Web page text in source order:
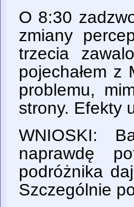
O 8:30
zmiany
trzecia
pojechałem z
problemu,
strony. Efekty
WNIOSKI:
naprawdę
podróżnika
Szczególnie